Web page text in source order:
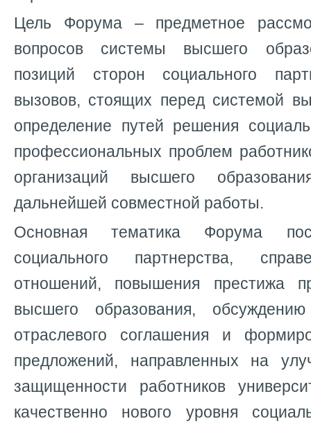
Цель Форума – предметное
вопросов системы высшего
позиций сторон социального
вызовов, стоящих перед системой
определение путей решения
профессиональных проблем
организаций высшего
дальнейшей совместной работы.
Основная тематика Форума
социального партнерства,
отношений, повышения престижа
высшего образования,
отраслевого соглашения и
предложений, направленных на
защищенности работников
качественно нового уровня